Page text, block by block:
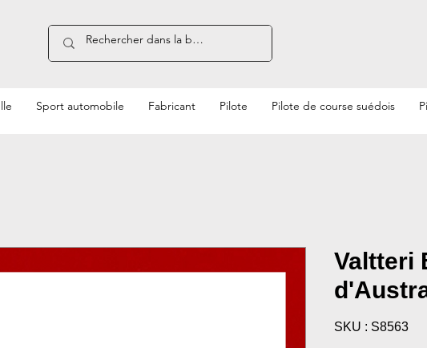
Sport automobile Fabricant Pilote Pilote de course suédois
Valtteri
SKU : S8563